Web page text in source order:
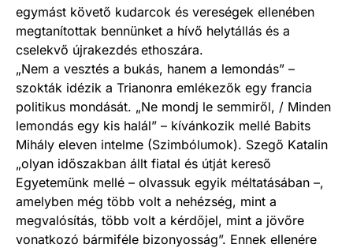
egymást követő kudarcok és vereségek ellenében
megtanítottak bennünket a hívő helytállás és a
cselekvő újrakezdés ethoszára.
„Nem a vesztés a bukás, hanem a lemondás” –
szokták idézik a Trianonra emlékezők egy francia
politikus mondását. „Ne mondj le semmiről, / Minden
lemondás egy kis halál” – kívánkozik mellé Babits
Mihály eleven intelme (Szimbólumok). Szegő Katalin
„olyan időszakban állt fiatal és útját kereső
Egyetemünk mellé – olvassuk egyik méltatásában –,
amelyben még több volt a nehézség, mint a
megvalósítás, több volt a kérdőjel, mint a jövőre
vonatkozó bármiféle bizonyosság”. Ennek ellenére